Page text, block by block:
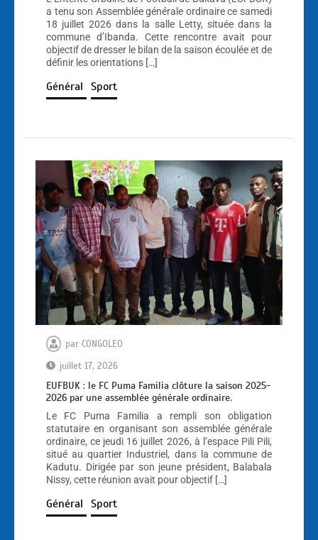
a tenu son Assemblée générale ordinaire ce samedi
18 juillet 2026 dans la salle Letty, située dans la
commune d’Ibanda. Cette rencontre avait pour
objectif de dresser le bilan de la saison écoulée et de
définir les orientations […]
Général Sport
par CONGOLEO
juillet 17, 2026
EUFBUK : le FC Puma Familia clôture la saison 2025-
2026 par une assemblée générale ordinaire.
Le FC Puma Familia a rempli son obligation
statutaire en organisant son assemblée générale
ordinaire, ce jeudi 16 juillet 2026, à l’espace Pili Pili,
situé au quartier Industriel, dans la commune de
Kadutu. Dirigée par son jeune président, Balabala
Nissy, cette réunion avait pour objectif […]
Général Sport